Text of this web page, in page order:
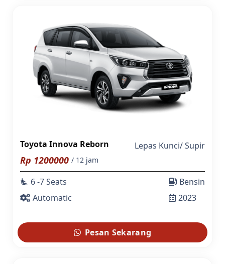
Toyota Innova Reborn Lepas Kunci/Supir
Rp 1200000 / 12 jam
airline_seat_recline_extra 6 -7 Seats
Automatic
Bensin
2023
Pesan Sekarang